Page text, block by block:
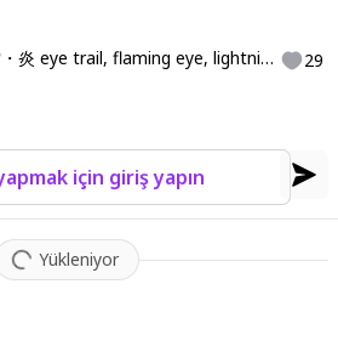
için giriş yapın
Yükleniyor
目から残光・雷・炎 eye trail, flaming eye, lightning eye, 29